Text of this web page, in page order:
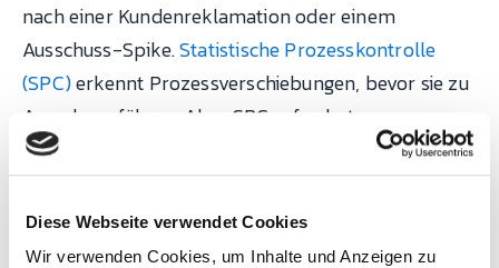
Diese Webseite verwendet Cookies
Wir verwenden Cookies, um Inhalte und Anzeigen zu
nach einer Kundenreklamation oder einem
Ausschuss-Spike.Statistische Prozesskontrolle
(SPC)erkennt Prozessverschiebungen, bevor sie zu
Ausschuss führen. Aber SPC erfordert
systematische Datenerfassung und definierte
Eingriffsgrenzen. Ohne automatische Erfassung
scheitert SPC an der manuellen Datenlast.